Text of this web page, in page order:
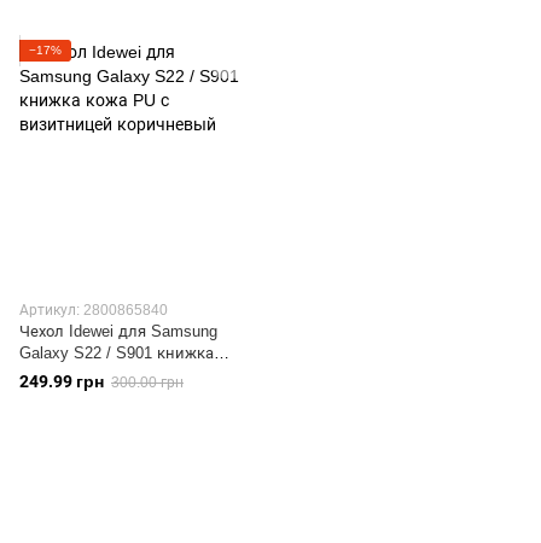
−17%
Артикул: 2800865840
Чехол Idewei для Samsung
Galaxy S22 / S901 книжка
кожа PU с визитницей
коричневый
249.99 грн 300.00 грн